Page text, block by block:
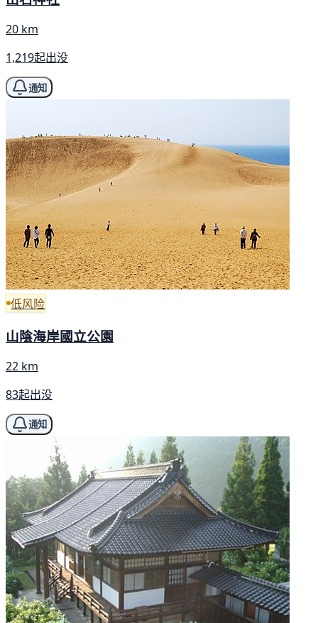
20 km
1,219起出没
通知
低风险
山陰海岸國立公園
22 km
83起出没
通知